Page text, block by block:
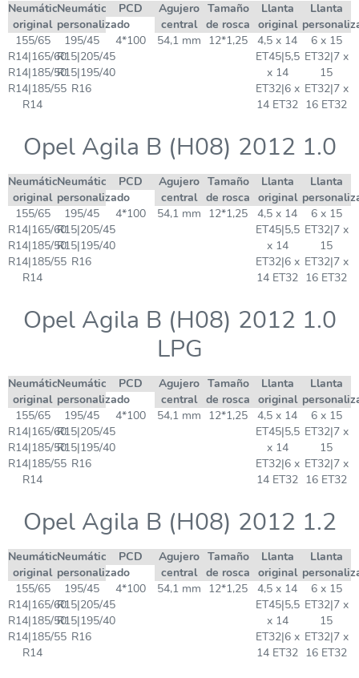
Neumático
original
Neumático
personalizado
PCD
Agujero
central
Tamaño
de rosca
Llanta
original
Llanta
155/65
R14|165/60
R14|185/50
R14|185/55
R14
195/45
R15|205/45
R15|195/40
R16
4*100 54,1 mm 12*1,25
4,5 x 14
ET45|5,5
x 14
ET32|6 x
14 ET32
6 x 15
ET32|7 x
15
ET32|7 x
16 ET32
Opel Agila B (H08) 2012 1.0
Neumático
original
Neumático
personalizado
PCD
Agujero
central
Tamaño
de rosca
Llanta
original
Llanta
155/65
R14|165/60
R14|185/50
R14|185/55
R14
195/45
R15|205/45
R15|195/40
R16
4*100 54,1 mm 12*1,25
4,5 x 14
ET45|5,5
x 14
ET32|6 x
14 ET32
6 x 15
ET32|7 x
15
ET32|7 x
16 ET32
Opel Agila B (H08) 2012 1.0
LPG
Neumático
original
Neumático
personalizado
PCD
Agujero
central
Tamaño
de rosca
Llanta
original
Llanta
155/65
R14|165/60
R14|185/50
R14|185/55
R14
195/45
R15|205/45
R15|195/40
R16
4*100 54,1 mm 12*1,25
4,5 x 14
ET45|5,5
x 14
ET32|6 x
14 ET32
6 x 15
ET32|7 x
15
ET32|7 x
16 ET32
Opel Agila B (H08) 2012 1.2
Neumático
original
Neumático
personalizado
PCD
Agujero
central
Tamaño
de rosca
Llanta
original
Llanta
155/65
R14|165/60
R14|185/50
R14|185/55
R14
195/45
R15|205/45
R15|195/40
R16
4*100 54,1 mm 12*1,25
4,5 x 14
ET45|5,5
x 14
ET32|6 x
14 ET32
6 x 15
ET32|7 x
15
ET32|7 x
16 ET32